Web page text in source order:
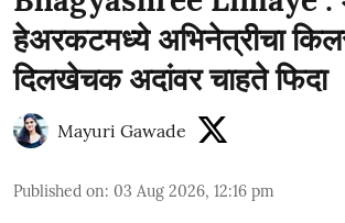
हेअरकटमध्ये अभिनेत्रीचा
दिलखेचक अदांवर चाहते फिदा
Mayuri Gawade
Published on: 03 Aug 2026, 12:16 pm